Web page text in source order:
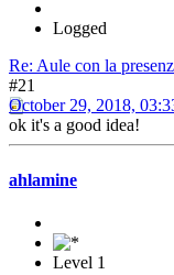
Logged
Re: Aule con la
#21
October 29, 2018,
ok it's a good idea!
ahlamine
Level 1